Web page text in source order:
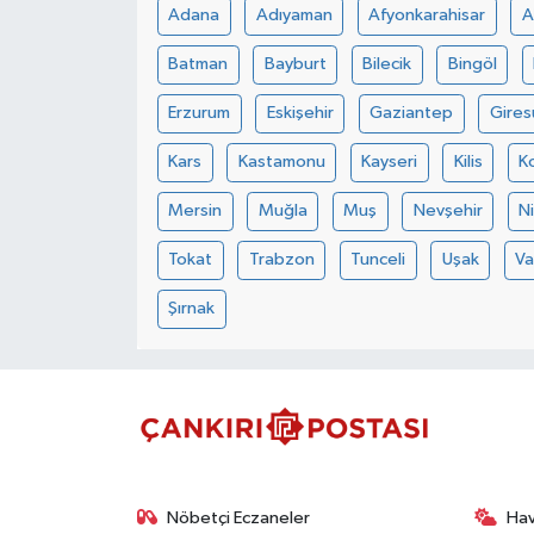
Adana Adıyaman Afyonkarahisar
Batman Bayburt Bilecik Bingöl
Erzurum Eskişehir Gaziantep
Kars Kastamonu Kayseri Kilis
Mersin Muğla Muş Nevşehir
Tokat Trabzon Tunceli Uşak
Şırnak
Nöbetçi Eczaneler